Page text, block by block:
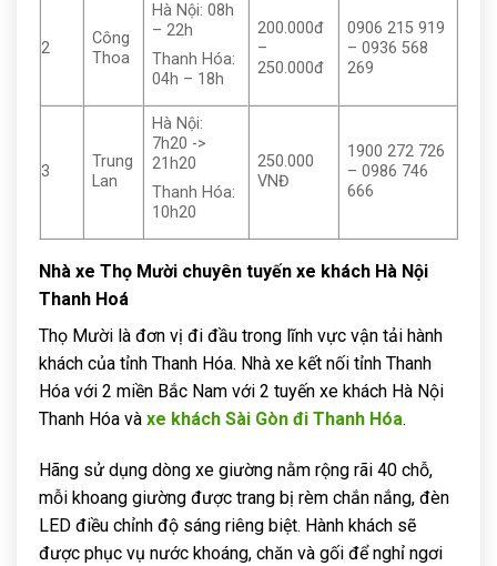
2
Công
Thoa
Hà Nội: 08h
– 22h
Thanh Hóa:
04h – 18h
200.000đ
–
250.000đ
0906 215 919
– 0936 568
269
3
Trung
Lan
Hà Nội:
7h20 ->
21h20
Thanh Hóa:
10h20
250.000
VNĐ
1900 272 726
– 0986 746
666
Nhà xe Thọ Mười chuyên tuyến xe khách Hà Nội
Thanh Hoá
Thọ Mười là đơn vị đi đầu trong lĩnh vực vận tải hành
khách của tỉnh Thanh Hóa. Nhà xe kết nối tỉnh Thanh
Hóa với 2 miền Bắc Nam với 2 tuyến xe khách Hà Nội
Thanh Hóa và xe khách Sài Gòn đi Thanh Hóa.
Hãng sử dụng dòng xe giường nằm rộng rãi 40 chỗ,
mỗi khoang giường được trang bị rèm chắn nắng, đèn
LED điều chỉnh độ sáng riêng biệt. Hành khách sẽ
được phục vụ nước khoáng, chăn và gối để nghỉ ngơi